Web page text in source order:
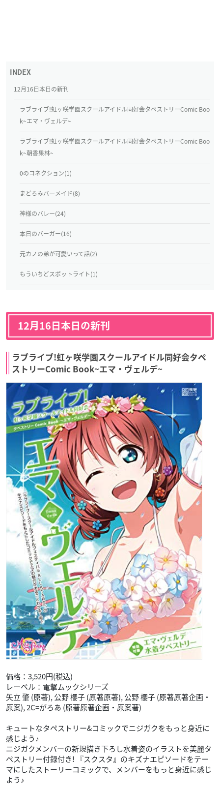
12月16日本日の新刊
ラブライブ!虹ヶ咲学園スクールアイドル同好会タペストリーComic Boo
k~エマ・ヴェルデ~
ラブライブ!虹ヶ咲学園スクールアイドル同好会タペストリーComic Boo
k~朝香果林~
0のコネクション(1)
まどろみバーメイド(8)
神様のバレー(24)
本日のバーガー(16)
元カノの弟が可愛いって話(2)
もういちどスポットライト(1)
12月16日本日の新刊
ラブライブ!虹ヶ咲学園スクールアイドル同好会タペ
ストリーComic Book~エマ・ヴェルデ~
価格：3,520円(税込)
レーベル：電撃ムックシリーズ
矢立 肇 (原著), 公野 櫻子 (原著原著), 公野 櫻子 (原著原著企画・
原案), 2C=がろあ (原著原著企画・原案著)
キュートなタペストリー&コミックでニジガクをもっと身近に
感じよう♪
ニジガクメンバーの新規描き下ろし水着姿のイラストを美麗タ
ペストリー付録付き! 『スクスタ』のキズナエピソードをテー
マにしたストーリーコミックで、メンバーをもっと身近に感じ
よう♪